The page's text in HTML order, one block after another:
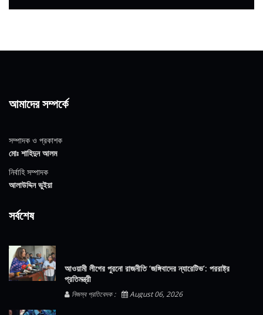
আমাদের সম্পর্কে
সম্পাদক ও প্রকাশক
মোঃ শাহিদুন আলম
নির্বাহি সম্পাদক
আলাউদ্দিন ভুইয়া
সর্বশেষ
আওয়ামী লীগের পুরনো রাজনীতি ‘জঙ্গিবাদের ন্যারেটিভ’: পররাষ্ট্র
প্রতিমন্ত্রী
নিজস্ব প্রতিবেদক : August 06, 2026